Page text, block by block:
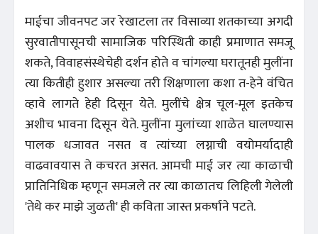
माईचा जीवनपट जर रेखाटला तर विसाव्या शतकाच्या अगदी
सुरवातीपासूनची सामाजिक परिस्थिती काही प्रमाणात समजू
शकते, विवाहसंस्थेचेही दर्शन होते व चांगल्या घरातूनही मुलींना
त्या कितीही हुशार असल्या तरी शिक्षणाला कशा त-हेने वंचित
व्हावे लागते हेही दिसून येते. मुलींचे क्षेत्र चूल-मूल इतकेच
अशीच भावना दिसून येते. मुलींना मुलांच्या शाळेत घालण्यास
पालक धजावत नसत व त्यांच्या लग्नाची वयोमर्यादाही
वाढवावयास ते कचरत असत. आमची माई जर त्या काळाची
प्रातिनिधिक म्हणून समजले तर त्या काळातच लिहिली गेलेली
'तेथे कर माझे जुळती' ही कविता जास्त प्रकर्षाने पटते.